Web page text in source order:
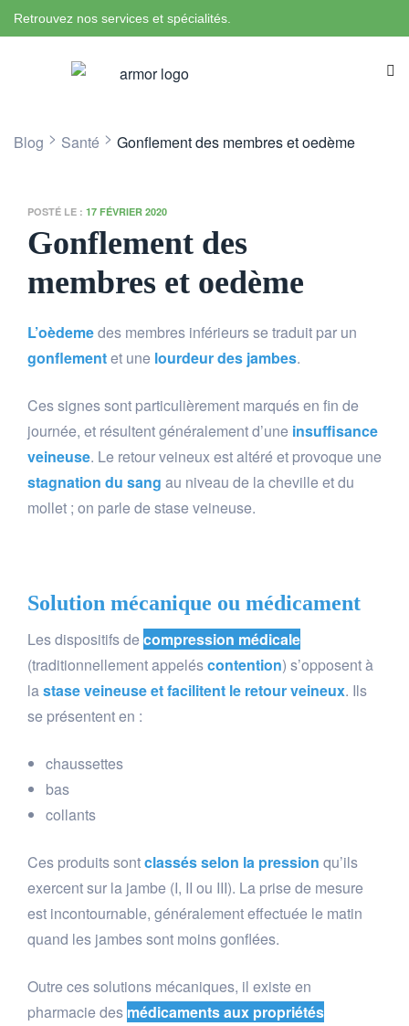
Retrouvez nos services et spécialités.
Blog > Santé > Gonflement des membres et oedème
POSTÉ LE : 17 FÉVRIER 2020
Gonflement des
membres et oedème
L’oèdemedes membres inférieurs se traduit par un
gonflementet une lourdeur des jambes.
Ces signes sont particulièrement marqués en fin de
journée, et résultent généralement d’une insuffisance
veineuse. Le retour veineux est altéré et provoque une
stagnation du sang au niveau de la cheville et du
mollet ; on parle de stase veineuse.
Solution mécanique ou médicament
Les dispositifs de compression médicale
(traditionnellement appeléscontention) s’opposent à
lastase veineuse et facilitent le retour veineux. Ils
se présentent en :
chaussettes
bas
collants
Ces produits sontclassés selon la pression qu’ils
exercent sur la jambe (I, II ou III). La prise de mesure
est incontournable, généralement effectuée le matin
quand les jambes sont moins gonflées.
Outre ces solutions mécaniques, il existe en
pharmacie des médicaments aux propriétés